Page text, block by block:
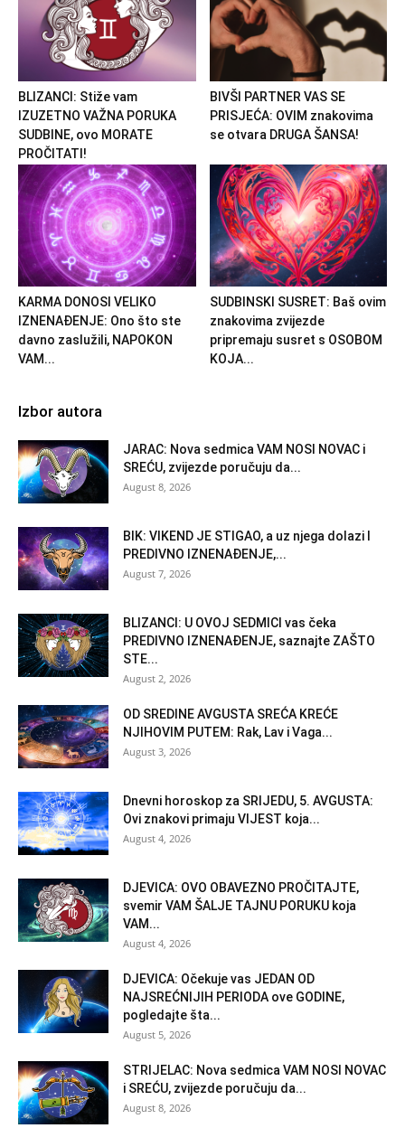
BLIZANCI: Stiže vam
IZUZETNO VAŽNA PORUKA
SUDBINE, ovo MORATE
PROČITATI!
BIVŠI PARTNER VAS SE
PRISJEĆA: OVIM znakovima
se otvara DRUGA ŠANSA!
KARMA DONOSI VELIKO
IZNENAĐENJE: Ono što ste
davno zaslužili, NAPOKON
VAM...
SUDBINSKI SUSRET: Baš ovim
znakovima zvijezde
pripremaju susret s OSOBOM
KOJA...
Izbor autora
JARAC: Nova sedmica VAM NOSI NOVAC i
SREĆU, zvijezde poručuju da...
August 8, 2026
BIK: VIKEND JE STIGAO, a uz njega dolazi I
PREDIVNO IZNENAĐENJE,...
August 7, 2026
BLIZANCI: U OVOJ SEDMICI vas čeka
PREDIVNO IZNENAĐENJE, saznajte ZAŠTO
STE...
August 2, 2026
OD SREDINE AVGUSTA SREĆA KREĆE
NJIHOVIM PUTEM: Rak, Lav i Vaga...
August 3, 2026
Dnevni horoskop za SRIJEDU, 5. AVGUSTA:
Ovi znakovi primaju VIJEST koja...
August 4, 2026
DJEVICA: OVO OBAVEZNO PROČITAJTE,
svemir VAM ŠALJE TAJNU PORUKU koja
VAM...
August 4, 2026
DJEVICA: Očekuje vas JEDAN OD
NAJSREĆNIJIH PERIODA ove GODINE,
pogledajte šta...
August 5, 2026
STRIJELAC: Nova sedmica VAM NOSI NOVAC
i SREĆU, zvijezde poručuju da...
August 8, 2026